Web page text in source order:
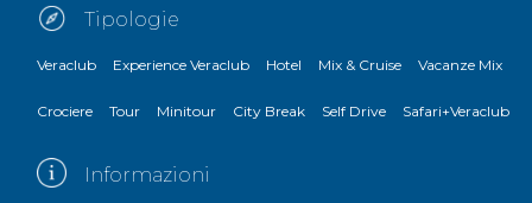
Tipologie
Veraclub Experience Veraclub Hotel Mix & Cruise Vacanze Mix
Crociere Tour Minitour City Break Self Drive Safari+Veraclub
Informazioni